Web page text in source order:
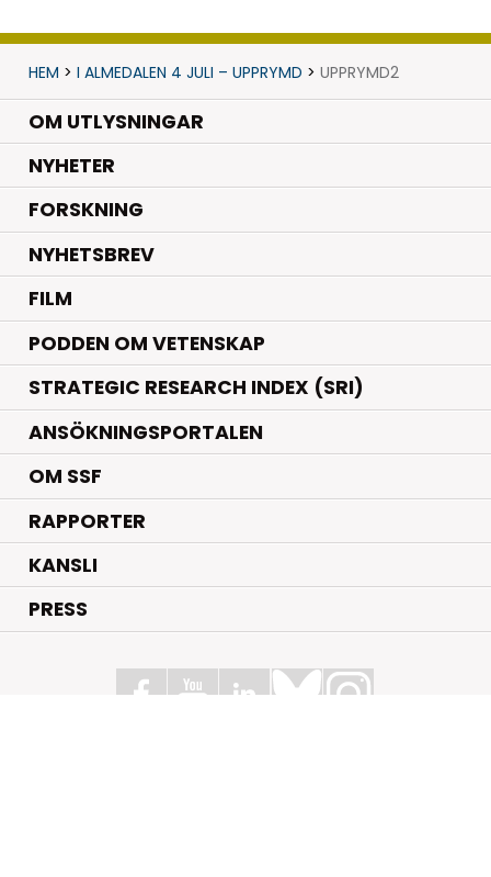
HEM > I ALMEDALEN 4 JULI – UPPRYMD > UPPRYMD2
OM UTLYSNINGAR
NYHETER.
FORSKNING.
NYHETSBREV
FILM
PODDEN OM VETENSKAP
STRATEGIC RESEARCH INDEX (SRI)
ANSÖKNINGSPORTALEN
OM SSF
RAPPORTER
KANSLI
PRESS